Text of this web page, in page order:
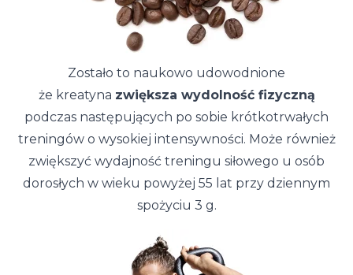
Zostało to naukowo udowodnione
że kreatyna zwiększa wydolność fizyczną
podczas następujących po sobie krótkotrwałych
treningów o wysokiej intensywności. Może również
zwiększyć wydajność treningu siłowego u osób
dorosłych w wieku powyżej 55 lat przy dziennym
spożyciu 3 g.